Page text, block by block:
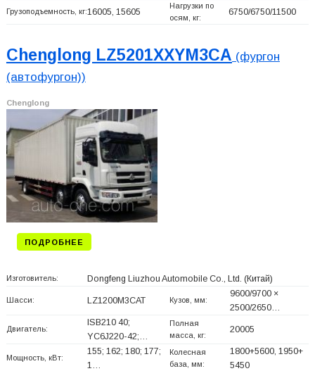
Грузоподъемность, кг:16005, 15605
Нагрузки по
осям, кг:
6750/6750/11500
Chenglong LZ5201XXYM3CA (фургон
(автофургон))
Chenglong
ПОДРОБНЕЕ
Изготовитель: Dongfeng Liuzhou Automobile Co., Ltd. (Китай)
Шасси: LZ1200M3CAT Кузов, мм:
9600/9700 ×
2500/2650…
Двигатель:
ISB210 40;
YC6J220-42;…
Полная
масса, кг:
20005
Мощность, кВт:
155; 162; 180; 177;
1…
Колесная
база, мм:
1800+5600, 1950+
5450